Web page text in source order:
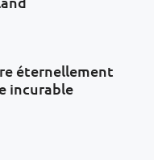
éternellement
incurable